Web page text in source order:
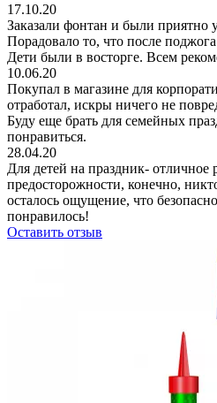
17.10.20
Заказали фонтан и были приятно
Порадовало то, что после
Дети были в восторге. Всем
10.06.20
Покупал в магазине для
отработал, искры ничего не
Буду еще брать для семейных
понравиться.
28.04.20
Для детей на праздник- отличное
предосторожности, конечно,
осталось ощущение, что
понравилось!
Оставить отзыв